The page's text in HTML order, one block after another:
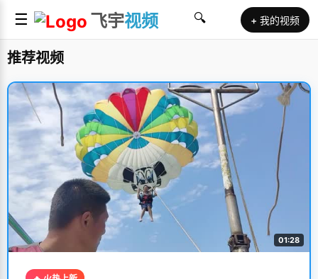
☰ 飞宇视频 🔍 + 我的视频
推荐视频
01:28